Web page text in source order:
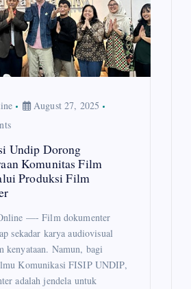
August 27, 2025
Undip Dorong
Komunitas Film
Produksi Film
—- Film dokumenter
sekadar karya audiovisual
kenyataan. Namun, bagi
Komunikasi FISIP UNDIP,
adalah jendela untuk